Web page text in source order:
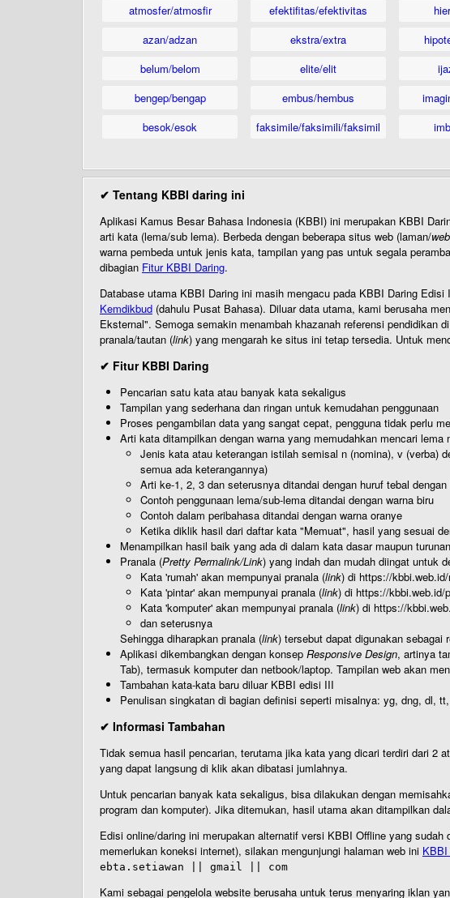
atmosfer/atmosfir
azan/adzan
belum/belom
bengep/bengap
besok/esok
efektifitas/efektivitas
ekstra/extra
elite/elit
embus/hembus
faksimile/faksimili/faksimil
✔ Tentang KBBI daring ini
Aplikasi Kamus Besar Bahasa Indonesia (KBBI) ini merupakan KBBI
arti kata (lema/sub lema). Berbeda dengan beberapa situs web (laman/
warna pembeda untuk jenis kata, tampilan yang pas untuk segala
dibagian Fitur KBBI Daring.
Database utama KBBI Daring ini masih mengacu pada KBBI Daring
Kemdikbud (dahulu Pusat Bahasa). Diluar data utama, kami berusaha
Eksternal". Semoga semakin menambah khazanah referensi
pranala/tautan (link) yang mengarah ke situs ini tetap tersedia. Untuk
✔ Fitur KBBI Daring
Pencarian satu kata atau banyak kata sekaligus
Tampilan yang sederhana dan ringan untuk kemudahan penggunaan
Proses pengambilan data yang sangat cepat, pengguna tidak perlu
Arti kata ditampilkan dengan warna yang memudahkan mencari
Jenis kata atau keterangan istilah semisal n (nomina), v (verba)
semua ada keterangannya)
Arti ke-1, 2, 3 dan seterusnya ditandai dengan huruf tebal
Contoh penggunaan lema/sub-lema ditandai dengan warna biru
Contoh dalam peribahasa ditandai dengan warna oranye
Ketika diklik hasil dari daftar kata "Memuat", hasil yang sesuai
Menampilkan hasil baik yang ada di dalam kata dasar maupun
Pranala (Pretty Permalink/Link) yang indah dan mudah diingat untuk
Kata 'rumah' akan mempunyai pranala (link) di https://
Kata 'pintar' akan mempunyai pranala (link) di https://kbbi.web.id/
Kata 'komputer' akan mempunyai pranala (link) di https://
dan seterusnya
Sehingga diharapkan pranala (link) tersebut dapat digunakan sebagai
Aplikasi dikembangkan dengan konsep Responsive Design, artinya
Tab), termasuk komputer dan netbook/laptop. Tampilan web akan
Tambahan kata-kata baru diluar KBBI edisi III
Penulisan singkatan di bagian definisi seperti misalnya: yg, dng, dl,
✔ Informasi Tambahan
Tidak semua hasil pencarian, terutama jika kata yang dicari terdiri dari 2
yang dapat langsung di klik akan dibatasi jumlahnya.
Untuk pencarian banyak kata sekaligus, bisa dilakukan dengan
program dan komputer). Jika ditemukan, hasil utama akan ditampilkan
Edisi online/daring ini merupakan alternatif versi KBBI Offline yang
memerlukan koneksi internet), silakan mengunjungi halaman web ini
ebta.setiawan || gmail || com
Kami sebagai pengelola website berusaha untuk terus menyaring iklan